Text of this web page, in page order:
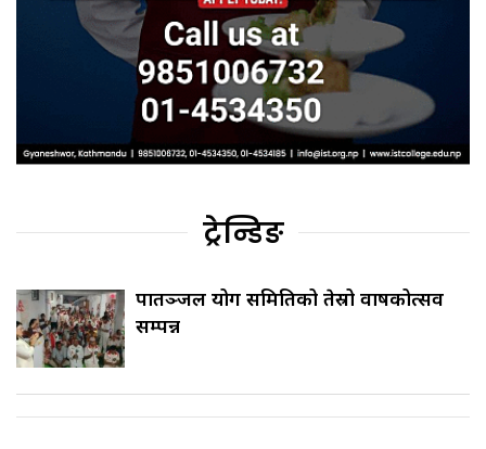
ट्रेन्डिङ
पातञ्जल योग समितिको तेस्रो वार्षिकोत्सव
सम्पन्न